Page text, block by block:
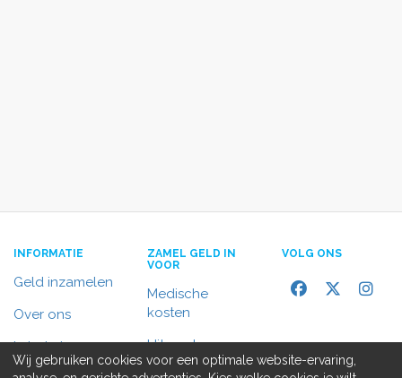
INFORMATIE
Geld inzamelen
Over ons
In het nieuws
ZAMEL GELD IN
VOOR
Medische
kosten
Uitvaart
VOLG ONS
Wij gebruiken cookies voor een optimale website-ervaring,